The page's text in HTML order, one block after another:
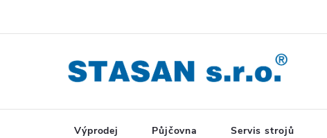
Výprodej Půjčovna Servis strojů